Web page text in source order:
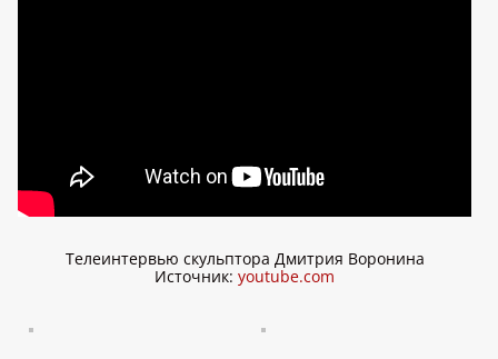
Телеинтервью скульптора Дмитрия Воронина
Источник: youtube.com